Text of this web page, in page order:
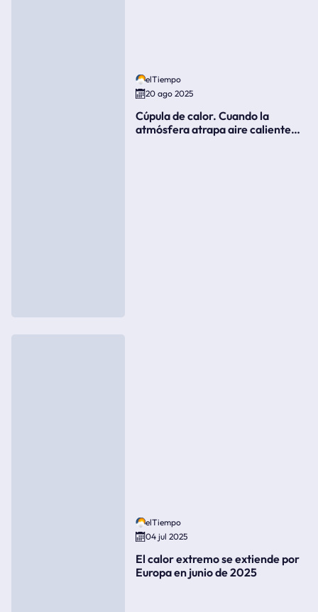
elTiempo
20 ago 2025
Cúpula de calor. Cuando la
atmósfera atrapa aire caliente
elTiempo
04 jul 2025
El calor extremo se extiende por
Europa en junio de 2025